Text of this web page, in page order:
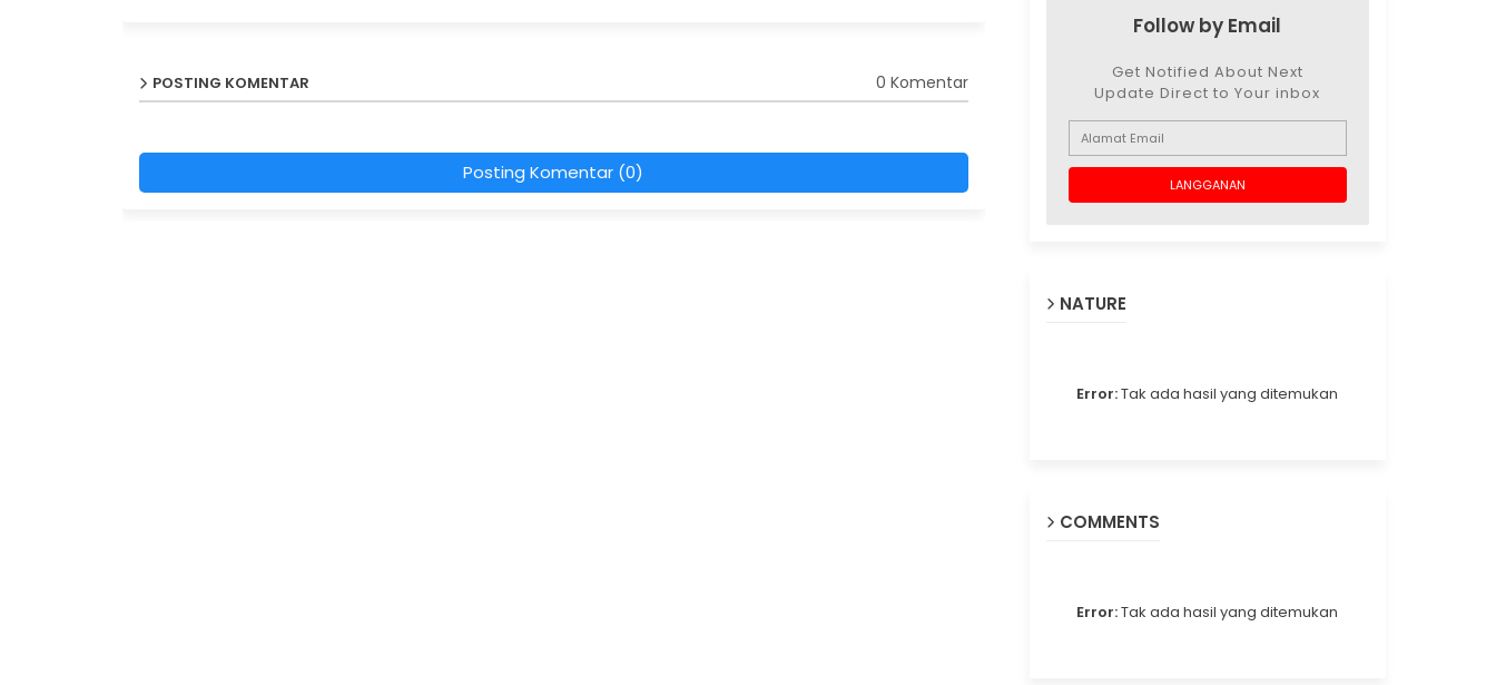
POSTING KOMENTAR 0 Komentar
Posting Komentar (0)
Follow by Email
Get Notified About Next
Update Direct to Your inbox
NATURE
Error:Tak ada hasil yang ditemukan
COMMENTS
Error:Tak ada hasil yang ditemukan